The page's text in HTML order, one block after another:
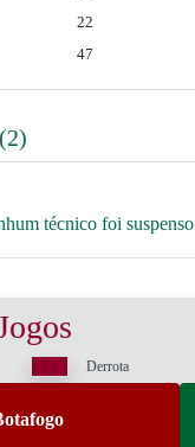
22
47
técnico foi suspenso
Derrota